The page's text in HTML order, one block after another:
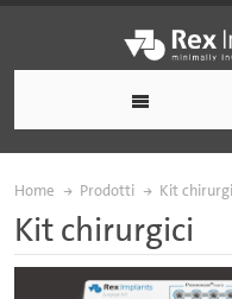
Home Prodotti Kit
Kit chirurgici